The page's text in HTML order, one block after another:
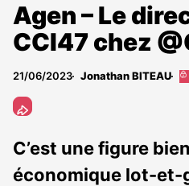
Agen – Le
CCI47 chez
21/06/2023 Jonathan BITEAU
C’est une figure
économique lot-et-